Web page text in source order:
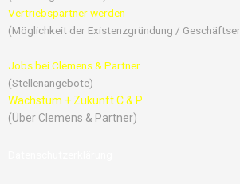
Vertriebspartner werden
(Möglichkeit der Existenzgründung /
Jobs bei Clemens & Partner
(Stellenangebote)
Wachstum + Zukunft C & P
(Über Clemens & Partner)